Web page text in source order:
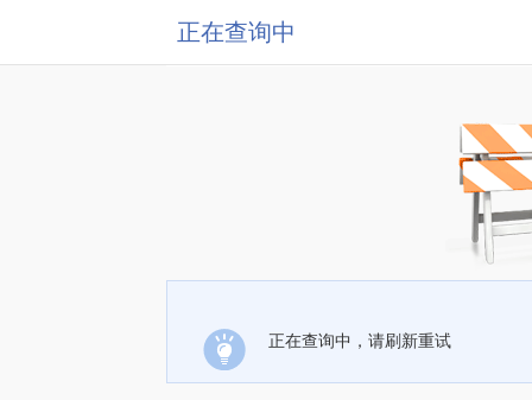
正在查询中
正在查询中，请刷新重试